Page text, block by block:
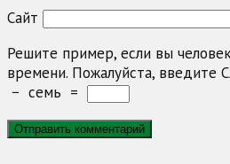
Сайт
Решите пример, если вы
времени. Пожалуйста, введите
− семь =